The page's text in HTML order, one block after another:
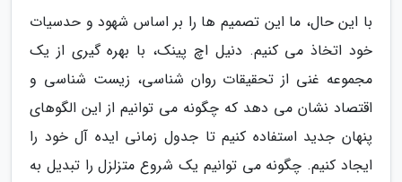
با این حال، ما این تصمیم ها را بر اساس شهود و حدسیات
خود اتخاذ می کنیم. دنیل اچ پینک، با بهره گیری از یک
مجموعه غنی از تحقیقات روان شناسی، زیست شناسی و
اقتصاد نشان می دهد که چگونه می توانیم از این الگوهای
پنهان جدید استفاده کنیم تا جدول زمانی ایده آل خود را
ایجاد کنیم. چگونه می توانیم یک شروع متزلزل را تبدیل به